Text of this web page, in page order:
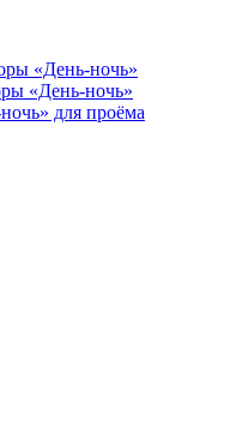
«День-ночь»
«День-ночь»
для проёма